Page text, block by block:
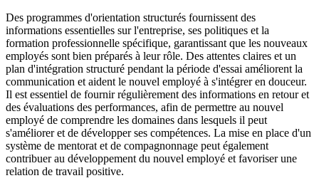
Des programmes d'orientation structurés fournissent des
informations essentielles sur l'entreprise, ses politiques et la
formation professionnelle spécifique, garantissant que les nouveaux
employés sont bien préparés à leur rôle. Des attentes claires et un
plan d'intégration structuré pendant la période d'essai améliorent la
communication et aident le nouvel employé à s'intégrer en douceur.
Il est essentiel de fournir régulièrement des informations en retour et
des évaluations des performances, afin de permettre au nouvel
employé de comprendre les domaines dans lesquels il peut
s'améliorer et de développer ses compétences. La mise en place d'un
système de mentorat et de compagnonnage peut également
contribuer au développement du nouvel employé et favoriser une
relation de travail positive.